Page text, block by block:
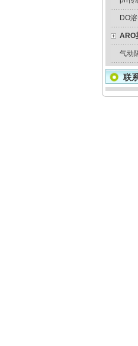
DO
ARO
气动
联